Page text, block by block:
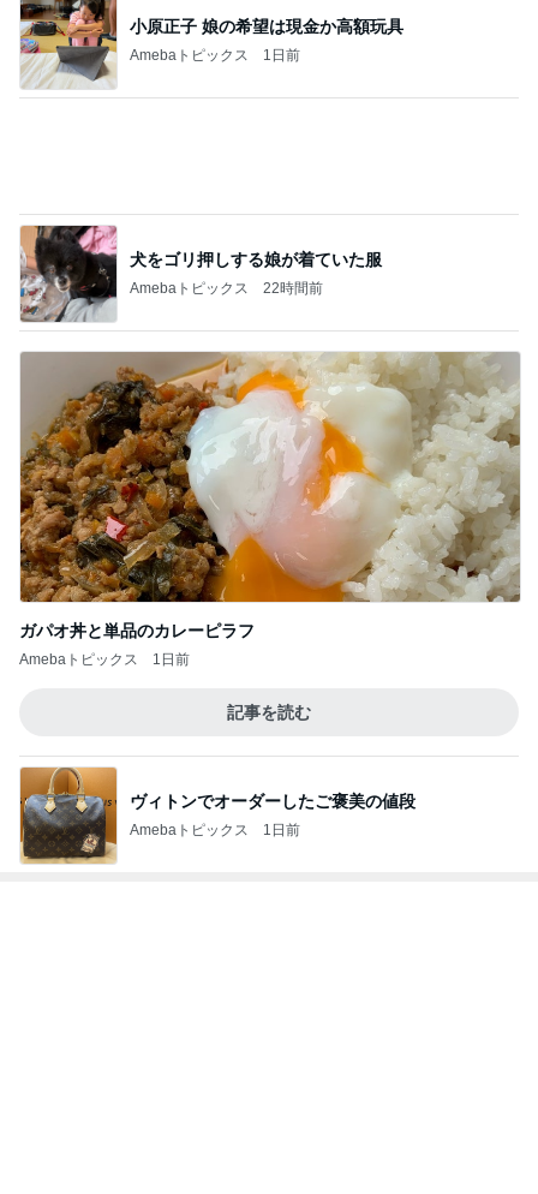
犬をゴリ押しする娘が着ていた服
Amebaトピックス 22時間前
ガパオ丼と単品のカレーピラフ
Amebaトピックス 1日前
記事を読む
ヴィトンでオーダーしたご褒美の値段
Amebaトピックス